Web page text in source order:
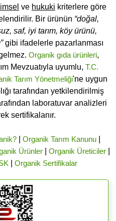
ve hukuki kriterlere göre
Bir ürünün “doğal,
saf, iyi tarım, köy ürünü,
gibi ifadelerle pazarlanması
Organik gıda ürünleri,
Mevzuatıyla uyumlu, T.C.
Tarım Yönetmeliği'ne uygun
tarafından yetkilendirilmiş
laboratuvar analizleri
sertifikalanır.
| Organik Tarım Kanunu|
Ürünler| Organik Üreticiler|
| Organik Sertifikalar